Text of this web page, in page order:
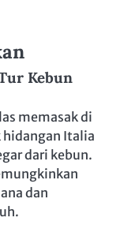
Kebun
memasak di
hidangan Italia
dari kebun.
dan